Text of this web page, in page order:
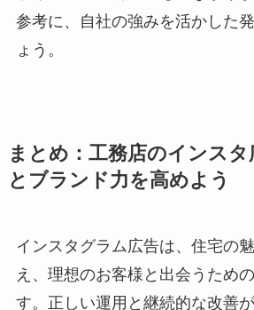
参考に、自社の強みを活かした
ょう。
まとめ：工務店のインス
とブランド力を高めよう
インスタグラム広告は、住宅の
え、理想のお客様と出会うため
す。正しい運用と継続的な改善